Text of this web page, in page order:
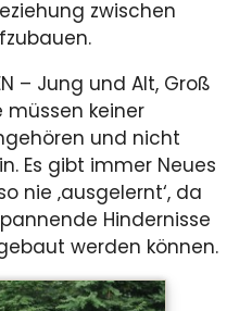
zwischen
– Jung und Alt, Groß
müssen keiner
und nicht
Es gibt immer Neues
nie ‚ausgelernt‘, da
Hindernisse
werden können.